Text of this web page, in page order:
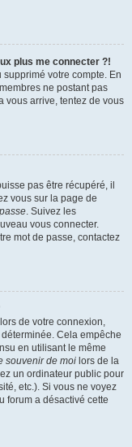
plus me connecter ?!
supprimé votre compte. En
ne postant pas
vous arrive, tentez de vous
pas être récupéré, il
vous sur la page de
. Suivez les
vous connecter.
mot de passe, contactez
lors de votre connexion,
Cela empêche
en utilisant le même
souvenir de moi lors de la
un ordinateur public pour
etc.). Si vous ne voyez
forum a désactivé cette